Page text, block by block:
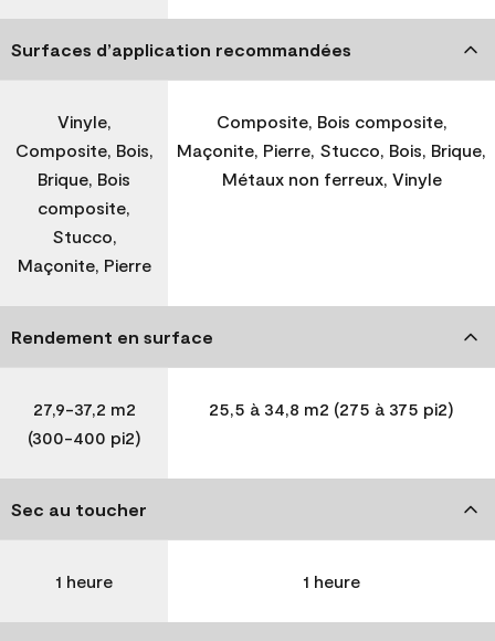
Surfaces d’application recommandées
Vinyle,
Composite, Bois,
Brique, Bois
composite,
Stucco,
Maçonite, Pierre
Composite, Bois composite,
Maçonite, Pierre, Stucco, Bois, Brique,
Métaux non ferreux, Vinyle
Rendement en surface
27,9-37,2 m2
(300-400 pi2)
25,5 à 34,8 m2 (275 à 375 pi2)
Sec au toucher
1 heure 1 heure